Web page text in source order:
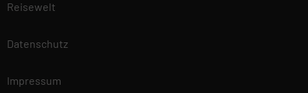
Reisewelt
Datenschutz
Impressum